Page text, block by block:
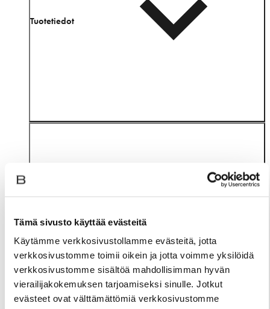
Tämä sivusto käyttää evästeitä
Käytämme verkkosivustollamme evästeitä, jotta
verkkosivustomme toimii oikein ja jotta voimme yksilöidä
verkkosivustomme sisältöä mahdollisimman hyvän
vierailijakokemuksen tarjoamiseksi sinulle. Jotkut
evästeet ovat välttämättömiä verkkosivustomme
Tuotetiedot
Materiaali